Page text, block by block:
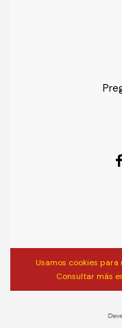
Usamos cookies
Consultar más